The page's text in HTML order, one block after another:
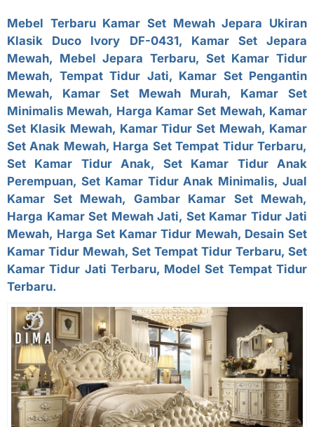
Mebel Terbaru Kamar Set Mewah Jepara Ukiran
Klasik Duco Ivory DF-0431, Kamar Set Jepara
Mewah, Mebel Jepara Terbaru, Set Kamar Tidur
Mewah, Tempat Tidur Jati, Kamar Set Pengantin
Mewah, Kamar Set Mewah Murah, Kamar Set
Minimalis Mewah, Harga Kamar Set Mewah, Kamar
Set Klasik Mewah, Kamar Tidur Set Mewah, Kamar
Set Anak Mewah, Harga Set Tempat Tidur Terbaru,
Set Kamar Tidur Anak, Set Kamar Tidur Anak
Perempuan, Set Kamar Tidur Anak Minimalis, Jual
Kamar Set Mewah, Gambar Kamar Set Mewah,
Harga Kamar Set Mewah Jati, Set Kamar Tidur Jati
Mewah, Harga Set Kamar Tidur Mewah, Desain Set
Kamar Tidur Mewah, Set Tempat Tidur Terbaru, Set
Kamar Tidur Jati Terbaru, Model Set Tempat Tidur
Terbaru.